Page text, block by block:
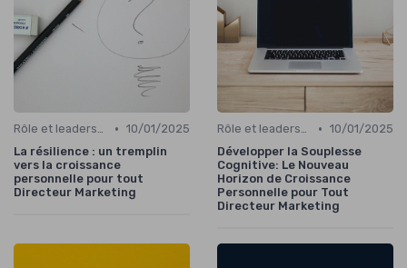
Rôle et leadership du directeur marketing • 10/01/2025
La résilience : un tremplin
vers la croissance
personnelle pour tout
Directeur Marketing
Rôle et leadership du directeur marketing • 10/01/2025
Développer la Souplesse
Cognitive: Le Nouveau
Horizon de Croissance
Personnelle pour Tout
Directeur Marketing